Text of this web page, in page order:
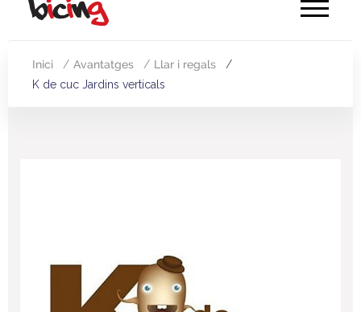
Fil
Inici Avantatges
Llar i regals
K de cuc Jardins verticals